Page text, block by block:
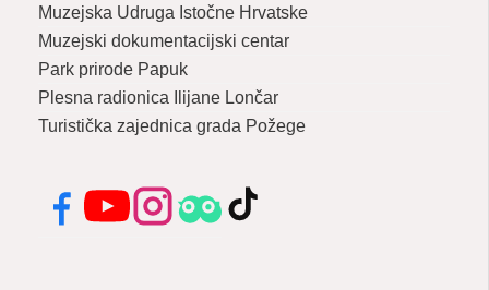
Muzejska Udruga Istočne Hrvatske
Muzejski dokumentacijski centar
Park prirode Papuk
Plesna radionica Ilijane Lončar
Turistička zajednica grada Požege
FacebookYouTubeInstagramTripadvisor
TikTok